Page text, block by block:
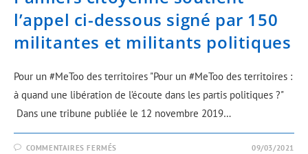
l’appel ci-dessous signé par 150
militantes et militants politiques
Pour un #MeToo des territoires "Pour un #MeToo des territoires :
à quand une libération de l’écoute dans les partis politiques ?"
Dans une tribune publiée le 12 novembre 2019…
COMMENTAIRES FERMÉS 09/03/2021